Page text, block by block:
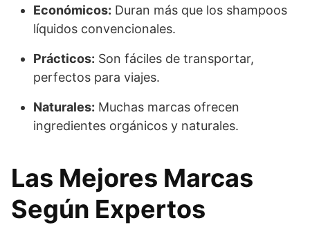
Económicos: Duran más que los shampoos
líquidos convencionales.
Prácticos: Son fáciles de transportar,
perfectos para viajes.
Naturales: Muchas marcas ofrecen
ingredientes orgánicos y naturales.
Las Mejores Marcas
Según Expertos